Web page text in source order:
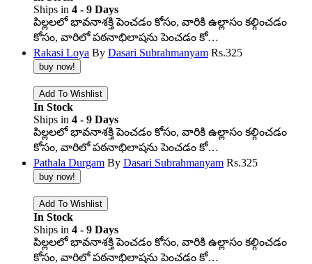
Ships in 4 - 9 Days
పిల్లలలో భావనాశక్తి పెంచడం కోసం, వారికి ఉల్లాసం కల్గించడం
కోసం, వారిలో పఠనాభిలాషను పెంచడం కో…
Rakasi Loya By Dasari Subrahmanyam Rs.325
In Stock
Ships in 4 - 9 Days
పిల్లలలో భావనాశక్తి పెంచడం కోసం, వారికి ఉల్లాసం కల్గించడం
కోసం, వారిలో పఠనాభిలాషను పెంచడం కో…
Pathala Durgam By Dasari Subrahmanyam Rs.325
In Stock
Ships in 4 - 9 Days
పిల్లలలో భావనాశక్తి పెంచడం కోసం, వారికి ఉల్లాసం కల్గించడం
కోసం, వారిలో పఠనాభిలాషను పెంచడం కో…